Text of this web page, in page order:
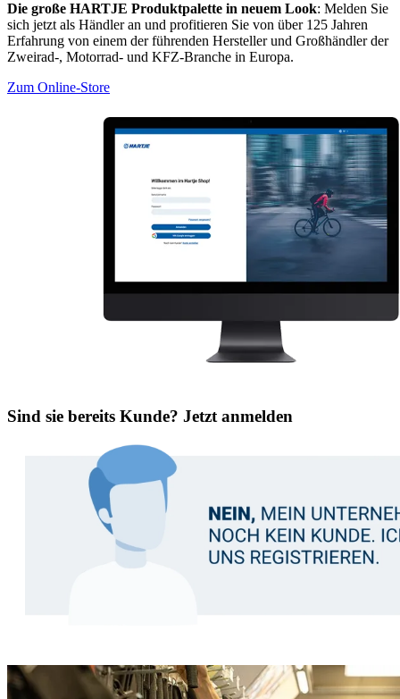
Die große HARTJE Produktpalette in neuem Look: Melden Sie
sich jetzt als Händler an und profitieren Sie von über 125 Jahren
Erfahrung von einem der führenden Hersteller und Großhändler der
Zweirad-, Motorrad- und KFZ-Branche in Europa.
Zum Online-Store
Sind sie bereits Kunde? Jetzt anmelden